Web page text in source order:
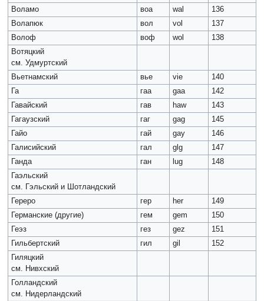
Воламо
воа wal
136
Волапюк
вол vol
137
Волоф
воф wol
138
Вотяцкий
см. Удмуртский
Вьетнамский
вье vie
140
Га
гаа gaa
142
Гавайский
гав haw
143
Гагаузский
гаг gag
145
Гайо
гай gay
146
Галисийский
гал glg
147
Ганда
ган lug
148
Гаэльский
см. Гэльский и Шотландский
Гереро
гер her
149
Германские (другие)
гем gem
150
Геэз
гез gez
151
Гильбертский
гил gil
152
Гиляцкий
см. Нивхский
Голландский
см. Нидерландский